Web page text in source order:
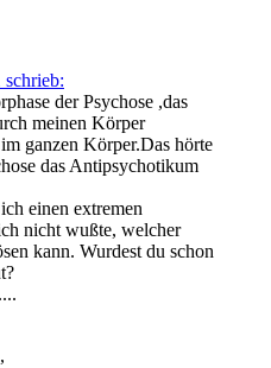
der Psychose ,das
meinen Körper
ganzen Körper.Das hörte
das Antipsychotikum
einen extremen
nicht wußte, welcher
kann. Wurdest du schon